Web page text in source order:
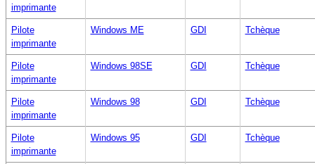
imprimante
Pilote
imprimante
Windows ME GDI Tchèque
Pilote
imprimante
Windows 98SE GDI Tchèque
Pilote
imprimante
Windows 98 GDI Tchèque
Pilote
imprimante
Windows 95 GDI Tchèque